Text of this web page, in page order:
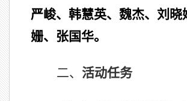
严峻、韩慧英、魏杰、刘晓
姗、张国华。
二、 活动任务